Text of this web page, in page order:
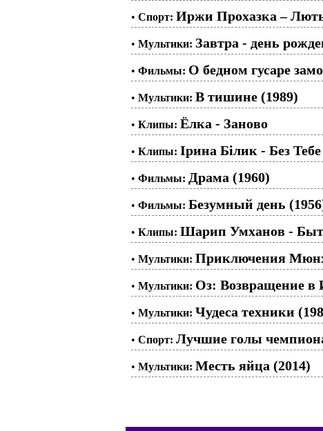
• Спорт: Иржи Прохазка –
• Мультики: Завтра - день
• Фильмы: О бедном гусаре
• Мультики: В тишине (1989)
• Клипы: Ёлка - Заново
• Клипы: Ірина Білик - Без Тебе
• Фильмы: Драма (1960)
• Фильмы: Безумный день
• Клипы: Шарип Умханов -
• Мультики: Приключения
• Мультики: Оз: Возвращение в
• Мультики: Чудеса техники
• Спорт: Лучшие голы
• Мультики: Месть яйца (2014)